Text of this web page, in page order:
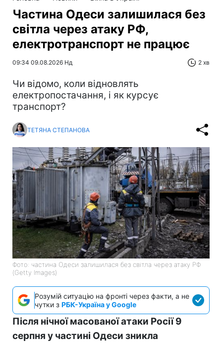
Частина Одеси залишилася без
світла через атаку РФ,
електротранспорт не працює
09:34 09.08.2026 Нд 2 хв
Чи відомо, коли відновлять
електропостачання, і як курсує
транспорт?
ТЕТЯНА СТЕПАНОВА
Фото: частина Одеси залишилася без світла через атаку РФ
(Getty Images)
Розумій ситуацію на фронті через факти, а не
чутки з РБК-Україна у Google
Після нічної масованої атаки Росії 9
серпня у частині Одеси зникла